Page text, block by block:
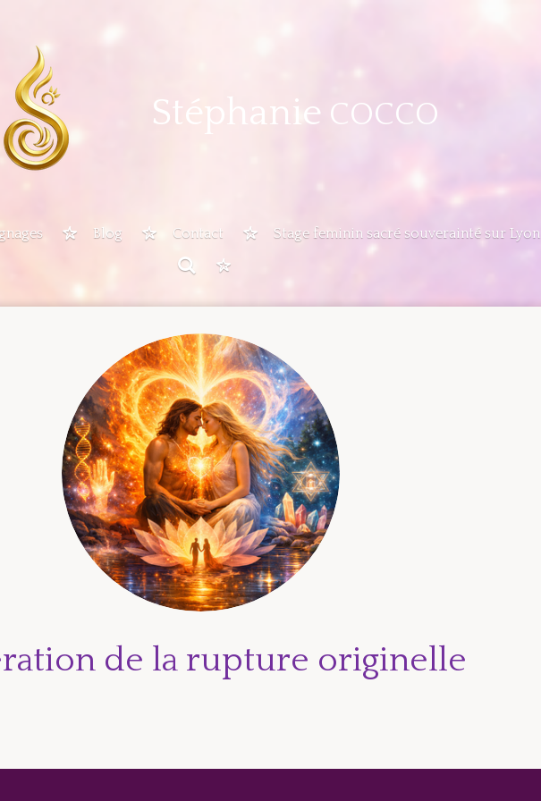
Stéphanie COCCO
Blog Contact Stage feminin sacré souverainté sur Lyon
de la rupture originelle